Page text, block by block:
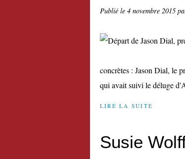
Publié le 4 novembre 2015
concrètes : Jason Dial, le
qui avait suivi le déluge
LIRE LA SUITE
Susie